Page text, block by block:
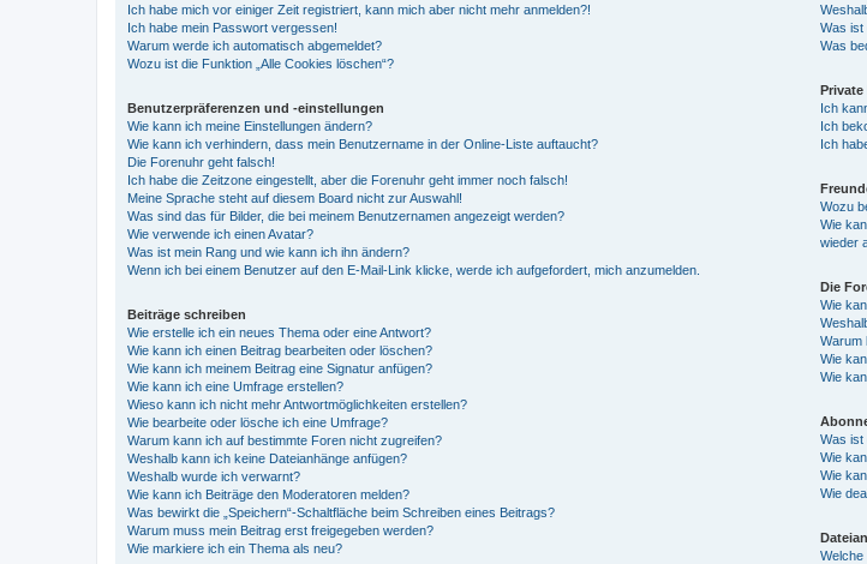
Ich habe mich vor einiger Zeit registriert, kann mich aber nicht mehr anmelden?!
Ich habe mein Passwort vergessen!
Warum werde ich automatisch abgemeldet?
Wozu ist die Funktion „Alle Cookies löschen“?
Benutzerpräferenzen und -einstellungen
Wie kann ich meine Einstellungen ändern?
Wie kann ich verhindern, dass mein Benutzername in der Online-Liste auftaucht?
Die Forenuhr geht falsch!
Ich habe die Zeitzone eingestellt, aber die Forenuhr geht immer noch falsch!
Meine Sprache steht auf diesem Board nicht zur Auswahl!
Was sind das für Bilder, die bei meinem Benutzernamen angezeigt werden?
Wie verwende ich einen Avatar?
Was ist mein Rang und wie kann ich ihn ändern?
Wenn ich bei einem Benutzer auf den E-Mail-Link klicke, werde ich aufgefordert, mich anzumelden.
Beiträge schreiben
Wie erstelle ich ein neues Thema oder eine Antwort?
Wie kann ich einen Beitrag bearbeiten oder löschen?
Wie kann ich meinem Beitrag eine Signatur anfügen?
Wie kann ich eine Umfrage erstellen?
Wieso kann ich nicht mehr Antwortmöglichkeiten erstellen?
Wie bearbeite oder lösche ich eine Umfrage?
Warum kann ich auf bestimmte Foren nicht zugreifen?
Weshalb kann ich keine Dateianhänge anfügen?
Weshalb wurde ich verwarnt?
Wie kann ich Beiträge den Moderatoren melden?
Was bewirkt die „Speichern“-Schaltfläche beim Schreiben eines Beitrags?
Warum muss mein Beitrag erst freigegeben werden?
Wie markiere ich ein Thema als neu?
Was ist
Was
Private
Ich
Ich
Ich
Wozu
Wie
wieder
Die
Wie
Warum
Wie
Wie
Was ist
Wie
Wie
Wie
Welche